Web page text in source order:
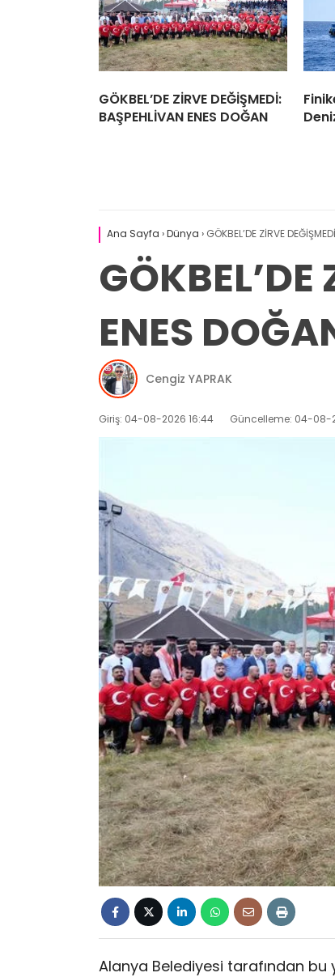
GÖKBEL’DE ZİRVE DEĞİŞMEDİ:
BAŞPEHLİVAN ENES DOĞAN
Ana Sayfa ›Dünya › GÖKBEL’DE ZİRVE
ENES
Cengiz YAPRAK
Giriş: 04-08-2026 16:44 Güncelleme: 04-08-
Alanya Belediyesi tarafından bu